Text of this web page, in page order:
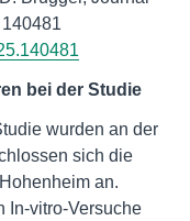
bei der Studie
wurden an der
sich die
an.
In-vitro-Versuche